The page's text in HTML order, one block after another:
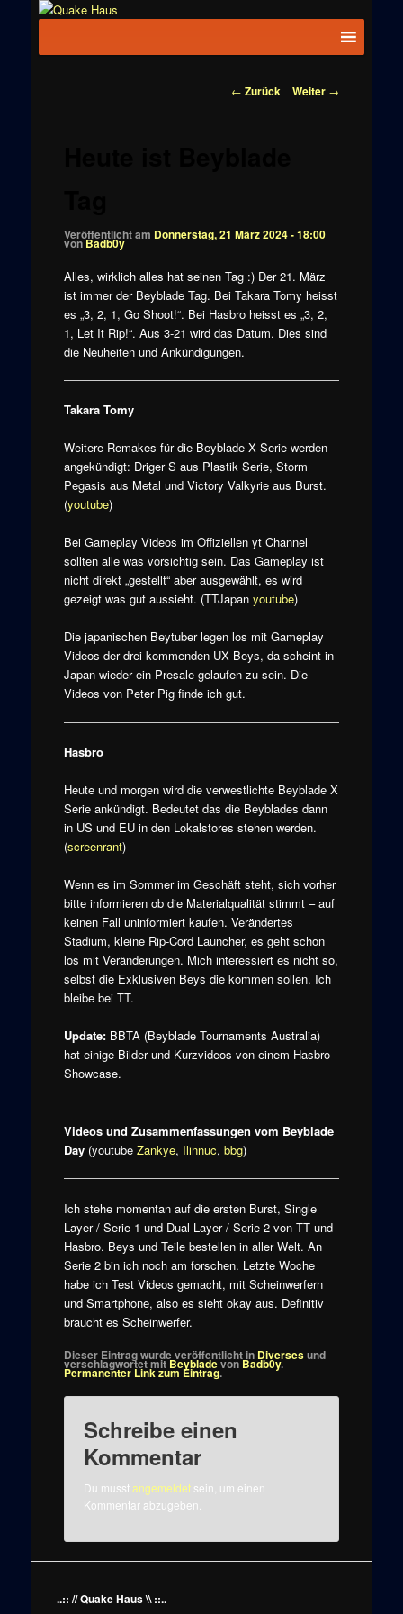
News zu
Beitragsnavigation
← Zurück Weiter →
Veröffentlicht am Donnerstag, 21 März 2024 - 18:00
vonBadb0y
Alles, wirklich alles hat seinen Tag :) Der 21. März
ist immer der Beyblade Tag. Bei Takara Tomy heisst
es „3, 2, 1, Go Shoot!“. Bei Hasbro heisst es „3, 2,
1, Let It Rip!“. Aus 3-21 wird das Datum. Dies sind
die Neuheiten und Ankündigungen.
Takara Tomy
Weitere Remakes für die Beyblade X Serie werden
angekündigt: Driger S aus Plastik Serie, Storm
Pegasis aus Metal und Victory Valkyrie aus Burst.
(youtube)
Bei Gameplay Videos im Offiziellen yt Channel
sollten alle was vorsichtig sein. Das Gameplay ist
nicht direkt „gestellt“ aber ausgewählt, es wird
gezeigt was gut aussieht. (TTJapan youtube)
Die japanischen Beytuber legen los mit Gameplay
Videos der drei kommenden UX Beys, da scheint in
Japan wieder ein Presale gelaufen zu sein. Die
Videos von Peter Pig finde ich gut.
Hasbro
Heute und morgen wird die verwestlichte Beyblade X
Serie ankündigt. Bedeutet das die Beyblades dann
in US und EU in den Lokalstores stehen werden.
(screenrant)
Wenn es im Sommer im Geschäft steht, sich vorher
bitte informieren ob die Materialqualität stimmt – auf
keinen Fall uninformiert kaufen. Verändertes
Stadium, kleine Rip-Cord Launcher, es geht schon
los mit Veränderungen. Mich interessiert es nicht so,
selbst die Exklusiven Beys die kommen sollen. Ich
bleibe bei TT.
Update:BBTA (Beyblade Tournaments Australia)
hat einige Bilder und Kurzvideos von einem Hasbro
Showcase.
Videos und Zusammenfassungen vom Beyblade
Day (youtube Zankye, Ilinnuc, bbg)
Ich stehe momentan auf die ersten Burst, Single
Layer / Serie 1 und Dual Layer / Serie 2 von TT und
Hasbro. Beys und Teile bestellen in aller Welt. An
Serie 2 bin ich noch am forschen. Letzte Woche
habe ich Test Videos gemacht, mit Scheinwerfern
und Smartphone, also es sieht okay aus. Definitiv
braucht es Scheinwerfer.
Dieser Eintrag wurde veröffentlicht in Diversesund
verschlagwortet mitBeybladevonBadb0y.
Permanenter Link zum Eintrag.
Schreibe einen
Kommentar
Du musstangemeldetsein, um einen
Kommentar abzugeben.
..:: // Quake Haus \\ ::..